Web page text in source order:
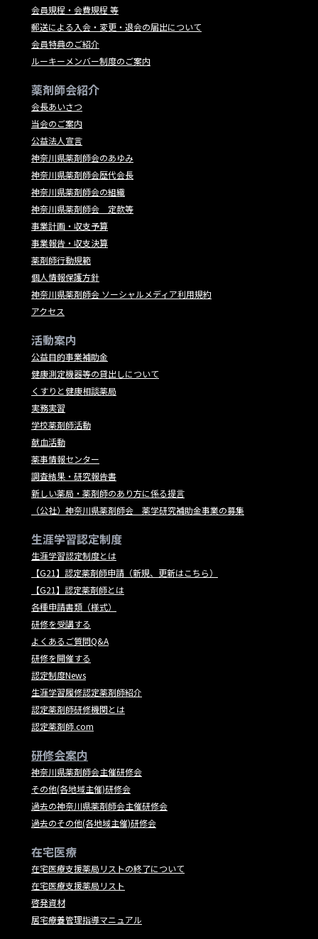
会員規程・会費規程 等
郵送による入会・変更・退会の届出について
会員特典のご紹介
ルーキーメンバー制度のご案内
薬剤師会紹介
会長あいさつ
当会のご案内
公益法人宣言
神奈川県薬剤師会のあゆみ
神奈川県薬剤師会歴代会長
神奈川県薬剤師会の組織
神奈川県薬剤師会 定款等
事業計画・収支予算
事業報告・収支決算
薬剤師行動規範
個人情報保護方針
神奈川県薬剤師会 ソーシャルメディア利用規約
アクセス
活動案内
公益目的事業補助金
健康測定機器等の貸出しについて
くすりと健康相談薬局
実務実習
学校薬剤師活動
献血活動
薬事情報センター
調査結果・研究報告書
新しい薬局・薬剤師のあり方に係る提言
（公社）神奈川県薬剤師会 薬学研究補助金事業の募集
生涯学習認定制度
生涯学習認定制度とは
【G21】認定薬剤師申請（新規、更新はこちら）
【G21】認定薬剤師とは
各種申請書類（様式）
研修を受講する
よくあるご質問Q&A
研修を開催する
認定制度News
生涯学習履修認定薬剤師紹介
認定薬剤師研修機関とは
認定薬剤師.com
研修会案内
神奈川県薬剤師会主催研修会
その他(各地域主催)研修会
過去の神奈川県薬剤師会主催研修会
過去のその他(各地域主催)研修会
在宅医療
在宅医療支援薬局リストの終了について
在宅医療支援薬局リスト
啓発資材
居宅療養管理指導マニュアル